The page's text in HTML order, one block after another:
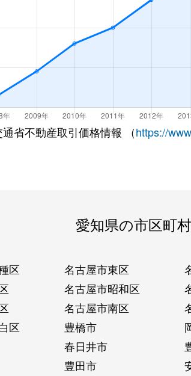
省不動産取引価格情報 （https://
愛知県の市区町
区 名古屋市東区
名古屋市昭和区
名古屋市南区
区
豊橋市
春日井市
豊田市